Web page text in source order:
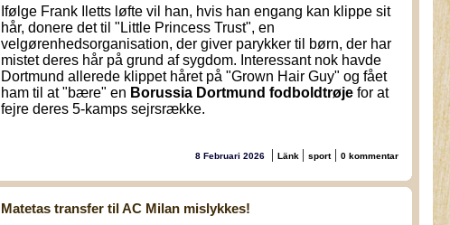
Ifølge Frank Iletts løfte vil han, hvis han engang kan klippe sit
hår, donere det til "Little Princess Trust", en
velgørenhedsorganisation, der giver parykker til børn, der har
mistet deres hår på grund af sygdom. Interessant nok havde
Dortmund allerede klippet håret på "Grown Hair Guy" og fået
ham til at "bære" en Borussia Dortmund fodboldtrøje for at
fejre deres 5-kamps sejrsrække.
8 Februari 2026 | Länk | sport| 0 kommentar
Matetas transfer til AC Milan mislykkes!